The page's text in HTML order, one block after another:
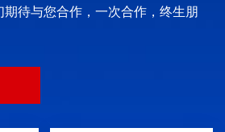
待与您合作，一次合作，终生朋